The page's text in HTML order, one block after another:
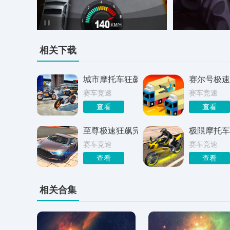
相关下载
城市摩托车狂飙
赛车竞速
查看
赛尔号极
赛车竞速
查看
至尊极速狂飙完美版
赛车竞速
查看
极限摩托
赛车竞速
查看
相关合集